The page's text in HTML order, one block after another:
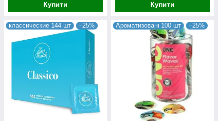
Купити Купити
классические 144 шт –25% Ароматизовані 100 шт –25%